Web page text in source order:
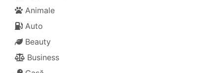
Animale
Auto
Beauty
Business